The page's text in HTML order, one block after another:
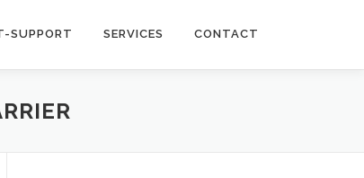
SUPPORT SERVICES CONTACT